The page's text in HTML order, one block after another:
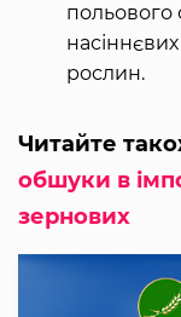
польового
рослин.
Читайте
обшуки в
зернових